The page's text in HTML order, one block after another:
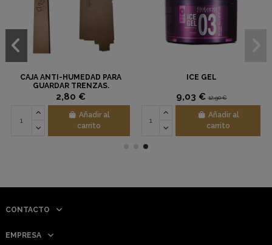
CAJA ANTI-HUMEDAD PARA
GUARDAR TRENZAS.
2,80 €
Añadir al
carrito
ICE GEL
9,03 €12,90 €
Añadir al
carrito
CONTACTO
EMPRESA